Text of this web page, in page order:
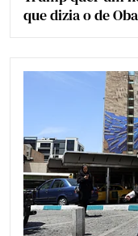
que dizia o de